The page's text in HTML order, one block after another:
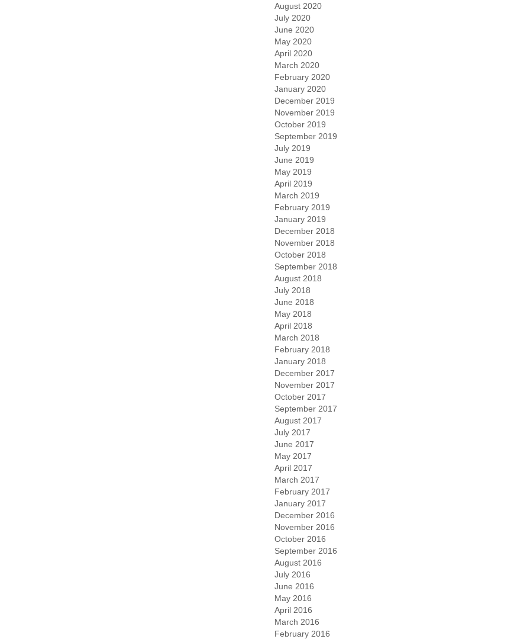
August 2020
July 2020
June 2020
May 2020
April 2020
March 2020
February 2020
January 2020
December 2019
November 2019
October 2019
September 2019
July 2019
June 2019
May 2019
April 2019
March 2019
February 2019
January 2019
December 2018
November 2018
October 2018
September 2018
August 2018
July 2018
June 2018
May 2018
April 2018
March 2018
February 2018
January 2018
December 2017
November 2017
October 2017
September 2017
August 2017
July 2017
June 2017
May 2017
April 2017
March 2017
February 2017
January 2017
December 2016
November 2016
October 2016
September 2016
August 2016
July 2016
June 2016
May 2016
April 2016
March 2016
February 2016